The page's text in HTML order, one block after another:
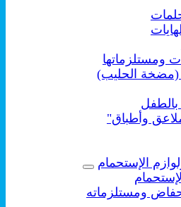
ومستلزماتها
الحليب)
بالطفل
وأطباق"
الإستحمام
ومستلزماته